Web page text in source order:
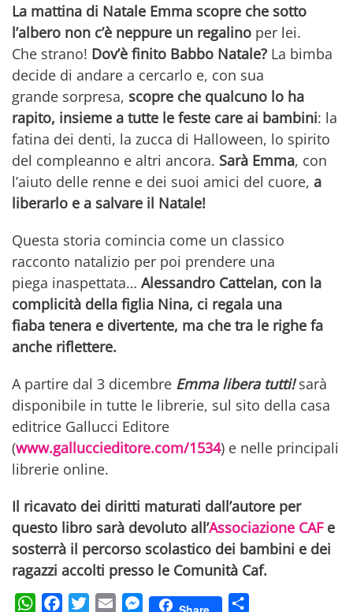
La mattina di Natale Emma scopre che sotto
l’albero non c’è neppure un regalino per lei.
Che strano! Dov’è finito Babbo Natale? La bimba
decide di andare a cercarlo e, con sua
grande sorpresa, scopre che qualcuno lo ha
rapito, insieme a tutte le feste care ai bambini: la
fatina dei denti, la zucca di Halloween, lo spirito
del compleanno e altri ancora. Sarà Emma, con
l’aiuto delle renne e dei suoi amici del cuore, a
liberarlo e a salvare il Natale!
Questa storia comincia come un classico
racconto natalizio per poi prendere una
piega inaspettata… Alessandro Cattelan, con la
complicità della figlia Nina, ci regala una
fiaba tenera e divertente, ma che tra le righe fa
anche riflettere.
A partire dal 3 dicembre Emma libera tutti!sarà
disponibile in tutte le librerie, sul sito della casa
editrice Gallucci Editore
(www.galluccieditore.com/1534) e nelle principali
librerie online.
Il ricavato dei diritti maturati dall’autore per
questo libro sarà devoluto all’Associazione CAFe
sosterrà il percorso scolastico dei bambini e dei
ragazzi accolti presso le Comunità Caf.
WhatsAppFacebookTwitterEmail Messenger